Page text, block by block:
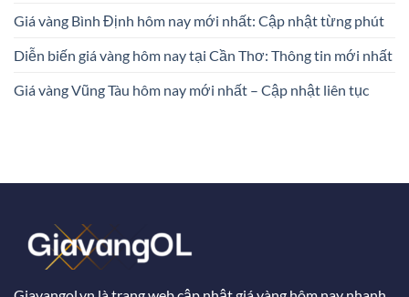
Giá vàng Bình Định hôm nay mới nhất: Cập nhật từng phút
Diễn biến giá vàng hôm nay tại Cần Thơ: Thông tin mới nhất
Giá vàng Vũng Tàu hôm nay mới nhất – Cập nhật liên tục